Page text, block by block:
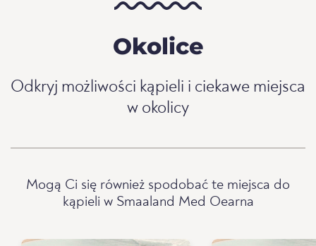
Okolice
Odkryj możliwości kąpieli i ciekawe miejsca
w okolicy
Mogą Ci się również spodobać te miejsca do
kąpieli w Smaaland Med Oearna